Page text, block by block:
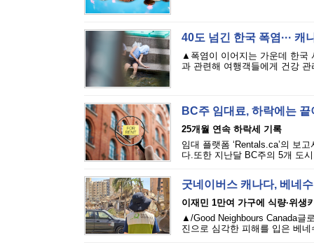
40도 넘긴 한국 폭염···
▲폭염이 이어지는 가운데 한국
과 관련해 여행객들에게 건강
BC주 임대료, 하락에는
25개월 연속 하락세 기록
임대 플랫폼 ‘Rentals.ca’의 보
다.또한 지난달 BC주의 5개 도
굿네이버스 캐나다, 베네
이재민 1만여 가구에 식량·위생
▲/Good Neighbours Canada글
진으로 심각한 피해를 입은 베